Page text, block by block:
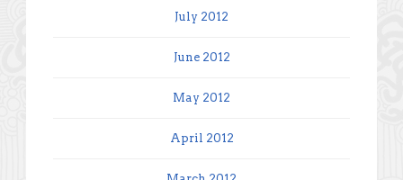
July 2012
June 2012
May 2012
April 2012